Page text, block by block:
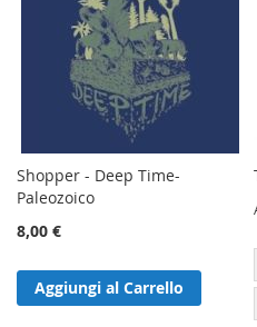
Shopper - Deep Time-
Paleozoico
8,00 €
Aggiungi al Carrello